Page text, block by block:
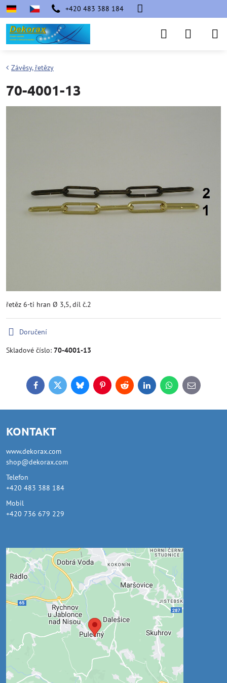
+420 483 388 184
Závěsy, řetězy
70-4001-13
řetěz 6-ti hran Ø 3,5, díl č.2
Doručení
Skladové číslo: 70-4001-13
FacebookTwitterBlueskyPinterestReddit LinkedInWhatsApp
E-
mail
KONTAKT
www.dekorax.com
shop@dekorax.com
Telefon
+420 483 388 184
Mobil
+420 736 679 229
Externí obsah je blokován
Volbami soukromí
Přejete si načíst externí obsah?
Povolit jednou
Povolit a zapamatovat - souhlas s druhem
cookie: Funkční